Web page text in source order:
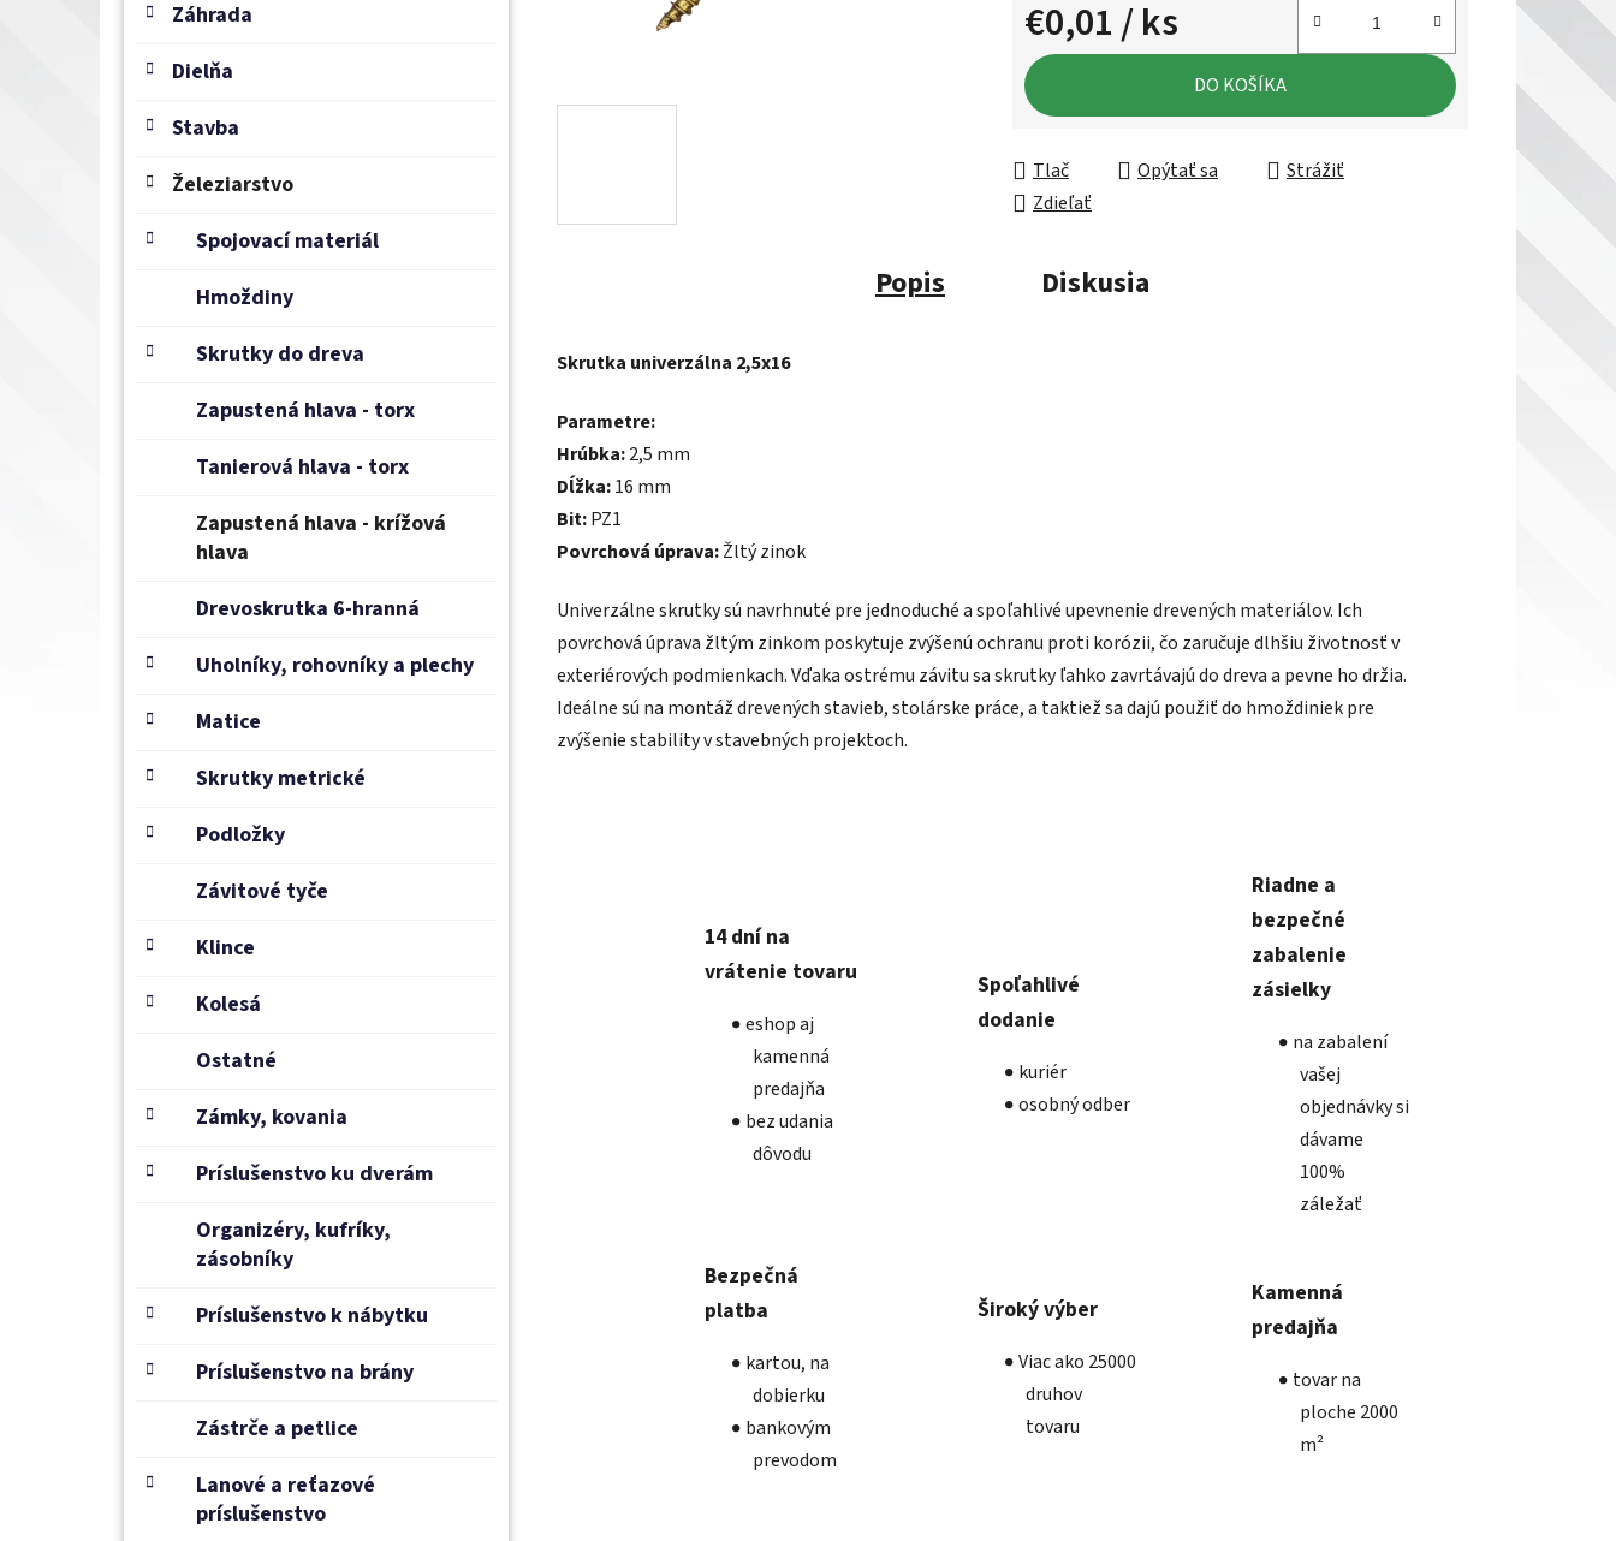
Záhrada
Dielňa
Stavba
Železiarstvo
Spojovací materiál
Hmoždiny
Skrutky do dreva
Zapustená hlava - torx
Tanierová hlava - torx
Zapustená hlava - krížová
hlava
Drevoskrutka 6-hranná
Uholníky, rohovníky a plechy
Matice
Skrutky metrické
Podložky
Závitové tyče
Klince
Kolesá
Ostatné
Zámky, kovania
Príslušenstvo ku dverám
Organizéry, kufríky,
zásobníky
Príslušenstvo k nábytku
Príslušenstvo na brány
Zástrče a petlice
Lanové a reťazové
príslušenstvo
€0,01/ ks
Jednotková cena:
DO KOŠÍKA
Tlač Opýtať sa
Strážiť
Zdieľať
Popis Diskusia
Skrutka univerzálna 2,5x16
Parametre:
Hrúbka:2,5 mm
Dĺžka:16 mm
Bit:PZ1
Povrchová úprava:Žltý zinok
Univerzálne skrutky sú navrhnuté pre jednoduché a spoľahlivé upevnenie drevených materiálov. Ich
povrchová úprava žltým zinkom poskytuje zvýšenú ochranu proti korózii, čo zaručuje dlhšiu životnosť v
exteriérových podmienkach. Vďaka ostrému závitu sa skrutky ľahko zavrtávajú do dreva a pevne ho držia.
Ideálne sú na montáž drevených stavieb, stolárske práce, a taktiež sa dajú použiť do hmoždiniek pre
zvýšenie stability v stavebných projektoch.
14 dní na
vrátenie tovaru
eshop aj
kamenná
predajňa
bez udania
dôvodu
Spoľahlivé
dodanie
kuriér
osobný odber
Riadne a
bezpečné
zabalenie
zásielky
na zabalení
vašej
objednávky si
dávame
100%
záležať
Bezpečná
platba
kartou, na
dobierku
bankovým
prevodom
Široký výber
Viac ako 25000
druhov
tovaru
Kamenná
predajňa
tovar na
ploche 2000
m²